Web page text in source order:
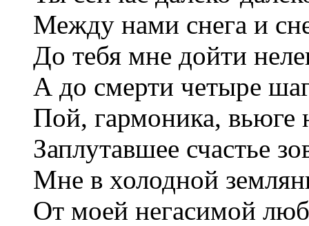
Между нами снега и
До тебя мне дойти
А до смерти четыре
Пой, гармоника, вьюге
Заплутавшее счастье
Мне в холодной
От моей негасимой